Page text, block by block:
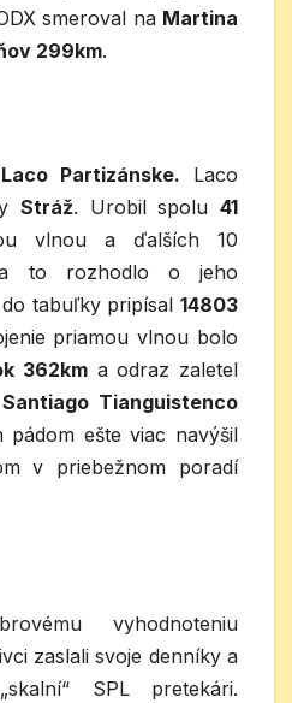
smeroval na Martina
299km.
Laco Partizánske. Laco
Stráž. Urobil spolu41
vlnou a ďalších 10
to rozhodlo o jeho
tabuľky pripísal 14803
priamou vlnou bolo
362kma odraz zaletel
Tianguistenco
pádom ešte viac navýšil
v priebežnom poradí
vyhodnoteniu
zaslali svoje denníky a
SPL pretekári.